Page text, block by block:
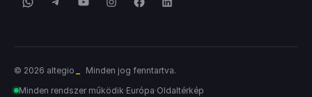
© 2026 altegio
Minden jog fenntartva.
Minden rendszer működik·Európa·Oldaltérkép